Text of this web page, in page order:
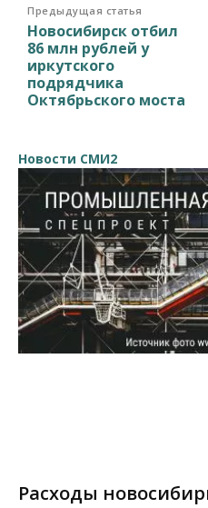
Предыдущая статья
Новосибирск отбил
86 млн рублей у
иркутского
подрядчика
Октябрьского моста
Новости СМИ2
Расходы